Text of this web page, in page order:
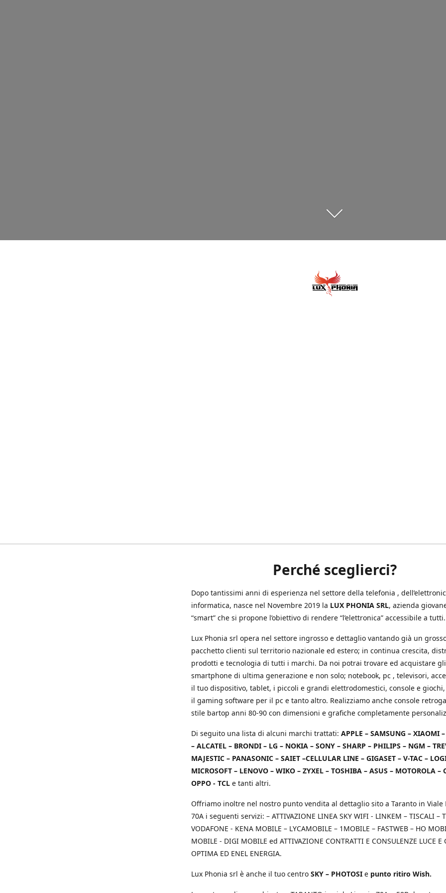
Perché sceglierci?
Dopo tantissimi anni di esperienza nel settore della telefonia ,
informatica, nasce nel Novembre 2019 la LUX PHONIA SRL, azienda
“smart” che si propone l’obiettivo di rendere “l’elettronica” accessibile a tutti.
Lux Phonia srl opera nel settore ingrosso e dettaglio vantando già un
pacchetto clienti sul territorio nazionale ed estero; in continua crescita,
prodotti e tecnologia di tutti i marchi. Da noi potrai trovare ed acquistare gli
smartphone di ultima generazione e non solo; notebook, pc , televisori,
il tuo dispositivo, tablet, i piccoli e grandi elettrodomestici, console e
il gaming software per il pc e tanto altro. Realizziamo anche console
stile bartop anni 80-90 con dimensioni e grafiche completamente
Di seguito una lista di alcuni marchi trattati: APPLE – SAMSUNG – XIAOMI
– ALCATEL – BRONDI – LG – NOKIA – SONY – SHARP – PHILIPS – NGM –
MAJESTIC – PANASONIC – SAIET –CELLULAR LINE – GIGASET – V-TAC –
MICROSOFT – LENOVO – WIKO – ZYXEL – TOSHIBA – ASUS – MOTOROLA –
OPPO - TCL e tanti altri.
Offriamo inoltre nel nostro punto vendita al dettaglio sito a Taranto in Viale
70A i seguenti servizi: – ATTIVAZIONE LINEA SKY WIFI - LINKEM – TISCALI –
VODAFONE - KENA MOBILE – LYCAMOBILE – 1MOBILE – FASTWEB – HO
MOBILE - DIGI MOBILE ed ATTIVAZIONE CONTRATTI E CONSULENZE LUCE E
OPTIMA ED ENEL ENERGIA.
Lux Phonia srl è anche il tuo centro SKY – PHOTOSI e punto ritiro Wish.